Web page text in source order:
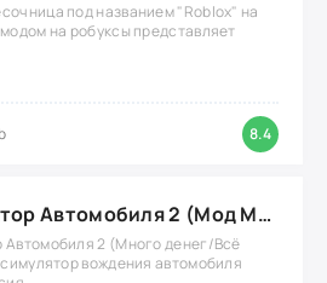
под названием "Roblox" на
на робуксы представляет
8.4
Симулятор Автомобиля 2 (Мод Много денег/Всё открыто)
Автомобиля 2 (Много денег/Всё
вождения автомобиля